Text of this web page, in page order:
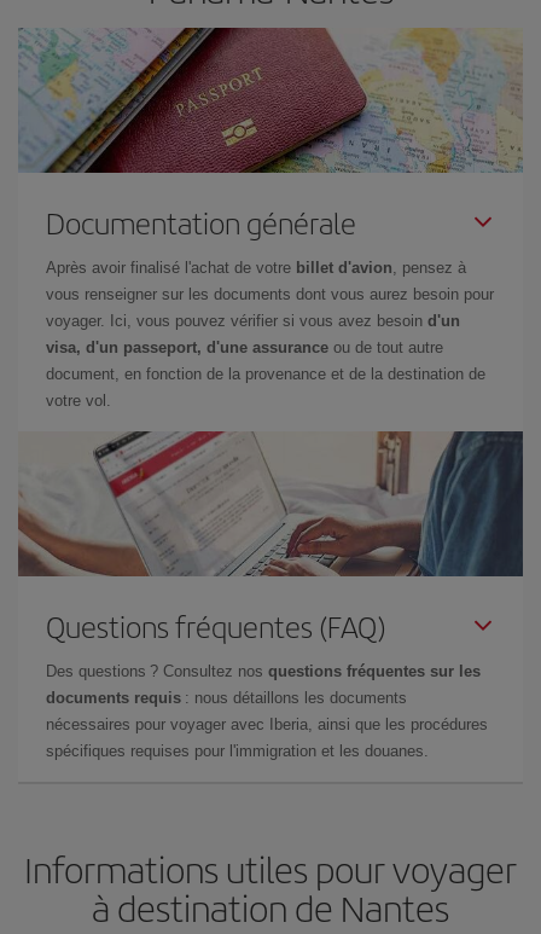
Documentation générale
Après avoir finalisé l'achat de votre billet d'avion, pensez à
vous renseigner sur les documents dont vous aurez besoin pour
voyager. Ici, vous pouvez vérifier si vous avez besoin d'un
visa, d'un passeport, d'une assurance ou de tout autre
document, en fonction de la provenance et de la destination de
votre vol.
Questions fréquentes (FAQ)
Des questions ? Consultez nos questions fréquentes sur les
documents requis : nous détaillons les documents
nécessaires pour voyager avec Iberia, ainsi que les procédures
spécifiques requises pour l'immigration et les douanes.
Informations utiles pour voyager
à destination de Nantes